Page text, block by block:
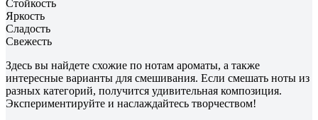
Стойкость
Яркость
Сладость
Свежесть
Здесь вы найдете схожие по нотам ароматы, а также
интересные варианты для смешивания. Если смешать ноты из
разных категорий, получится удивительная композиция.
Экспериментируйте и наслаждайтесь творчеством!